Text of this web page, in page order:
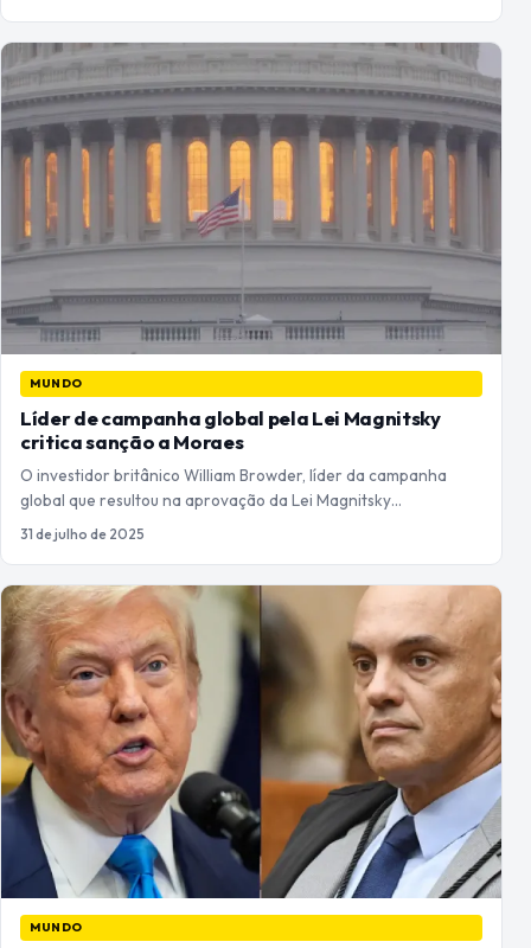
MUNDO
Líder de campanha global pela Lei Magnitsky
critica sanção a Moraes
O investidor britânico William Browder, líder da campanha
global que resultou na aprovação da Lei Magnitsky…
31 de julho de 2025
MUNDO